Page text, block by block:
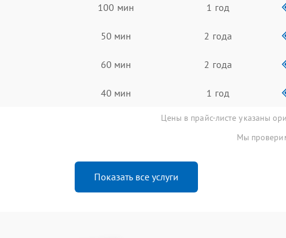
100 мин 1 год
50 мин 2 года
60 мин 2 года
40 мин 1 год
Цены в прайс-листе указаны
Мы
Показать все услуги